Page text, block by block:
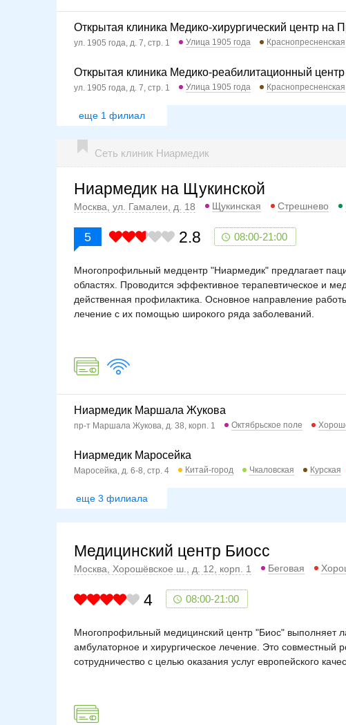
Открытая клиника Медико-хирургический центр на
ул. 1905 года, д. 7, стр. 1 Улица 1905 года Краснопресненская
Открытая клиника Медико-реабилитационный
ул. 1905 года, д. 7, стр. 1 Улица 1905 года Краснопресненская
еще 1 филиал
Сеть клиник Ниармедик
Ниармедик на Щукинской
Москва, ул. Гамалеи, д. 18 Щукинская Стрешнево
5 2.8 08:00-21:00
Многопрофильный медцентр "Ниармедик" предлагает
областях. Проводится эффективное терапевтическое и
действенная профилактика. Основное направление
лечение с их помощью широкого ряда заболеваний.
Ниармедик Маршала Жукова
пр-т Маршала Жукова, д. 38, корп. 1 Октябрьское поле
Ниармедик Маросейка
Маросейка, д. 6-8, стр. 4 Китай-город Чкаловская Курская
еще 3 филиала
Медицинский центр Биосс
Москва, Хорошёвское ш., д. 12, корп. 1 Беговая
4 08:00-21:00
Многопрофильный медицинский центр "Биос" выполняет
амбулаторное и хирургическое лечение. Это совместный
сотрудничество с целью оказания услуг европейского